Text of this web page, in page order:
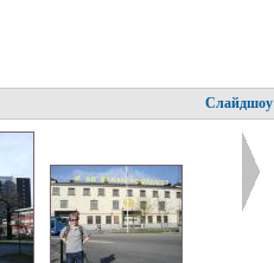
Слайдшоу